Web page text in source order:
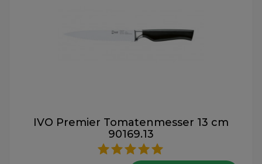
IVO Premier Tomatenmesser 13 cm
90169.13